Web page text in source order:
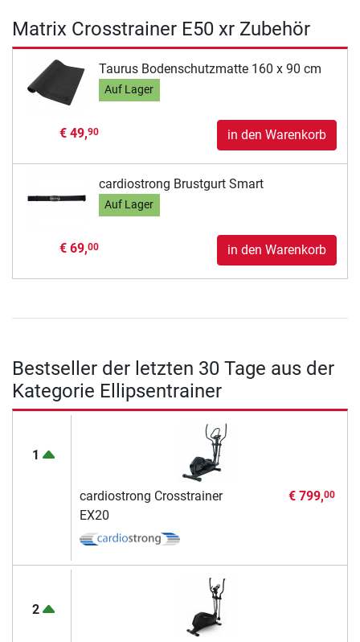
Matrix Crosstrainer E50 xr Zubehör
Taurus Bodenschutzmatte 160 x 90 cm
Auf Lager
€ 49,90 in den Warenkorb
cardiostrong Brustgurt Smart
Auf Lager
€ 69,00 in den Warenkorb
Bestseller der letzten 30 Tage aus der
Kategorie Ellipsentrainer
1
cardiostrong Crosstrainer
EX20
€ 799,00
2